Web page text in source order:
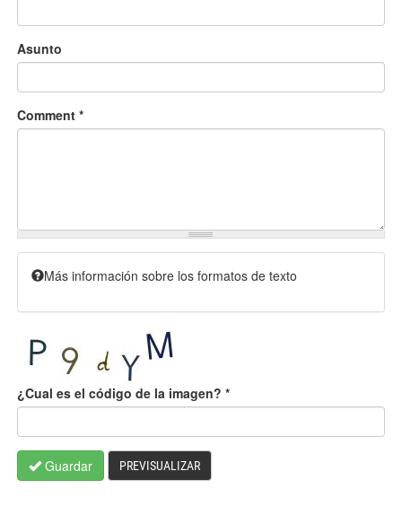
Asunto
Comment *
Más información sobre los formatos de texto
¿Cual es el código de la imagen? *
Guardar PREVISUALIZAR